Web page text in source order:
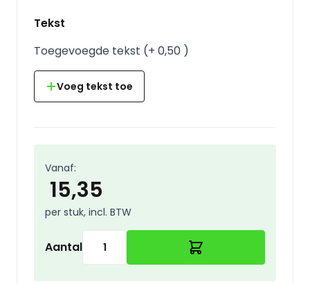
Tekst
Toegevoegde tekst (+ 0,50 )
Voeg tekst toe
Vanaf:
15,35
per stuk, incl. BTW
Aantal